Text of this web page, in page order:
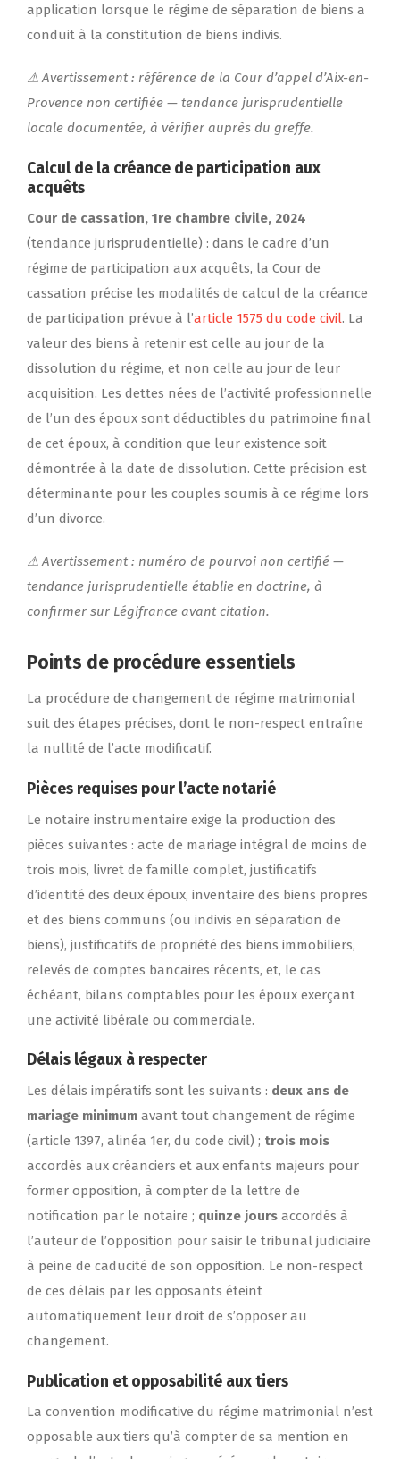
application lorsque le régime de séparation de biens a
conduit à la constitution de biens indivis.
⚠ Avertissement : référence de la Cour d’appel d’Aix-en-
Provence non certifiée — tendance jurisprudentielle
locale documentée, à vérifier auprès du greffe.
Calcul de la créance de participation aux
acquêts
Cour de cassation, 1re chambre civile, 2024
(tendance jurisprudentielle) : dans le cadre d’un
régime de participation aux acquêts, la Cour de
cassation précise les modalités de calcul de la créance
de participation prévue à l’article 1575 du code civil. La
valeur des biens à retenir est celle au jour de la
dissolution du régime, et non celle au jour de leur
acquisition. Les dettes nées de l’activité professionnelle
de l’un des époux sont déductibles du patrimoine final
de cet époux, à condition que leur existence soit
démontrée à la date de dissolution. Cette précision est
déterminante pour les couples soumis à ce régime lors
d’un divorce.
⚠ Avertissement : numéro de pourvoi non certifié —
tendance jurisprudentielle établie en doctrine, à
confirmer sur Légifrance avant citation.
Points de procédure essentiels
La procédure de changement de régime matrimonial
suit des étapes précises, dont le non-respect entraîne
la nullité de l’acte modificatif.
Pièces requises pour l’acte notarié
Le notaire instrumentaire exige la production des
pièces suivantes : acte de mariage intégral de moins de
trois mois, livret de famille complet, justificatifs
d’identité des deux époux, inventaire des biens propres
et des biens communs (ou indivis en séparation de
biens), justificatifs de propriété des biens immobiliers,
relevés de comptes bancaires récents, et, le cas
échéant, bilans comptables pour les époux exerçant
une activité libérale ou commerciale.
Délais légaux à respecter
Les délais impératifs sont les suivants : deux ans de
mariage minimum avant tout changement de régime
(article 1397, alinéa 1er, du code civil) ; trois mois
accordés aux créanciers et aux enfants majeurs pour
former opposition, à compter de la lettre de
notification par le notaire ; quinze jours accordés à
l’auteur de l’opposition pour saisir le tribunal judiciaire
à peine de caducité de son opposition. Le non-respect
de ces délais par les opposants éteint
automatiquement leur droit de s’opposer au
changement.
Publication et opposabilité aux tiers
La convention modificative du régime matrimonial n’est
opposable aux tiers qu’à compter de sa mention en